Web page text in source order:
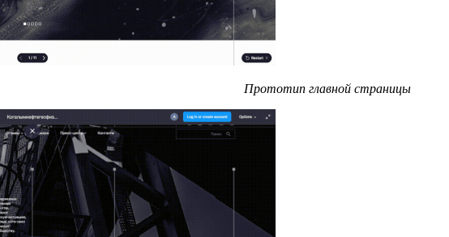
Прототип главной страницы